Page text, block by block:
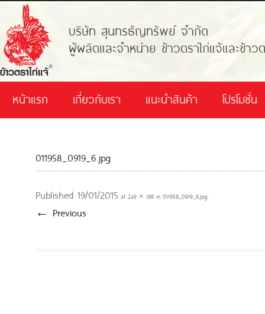
บริษัท สุนทรธัญทรัพย์ จำกัด
ผู้ผลิตและจำหน่าย ข้าวตราไก่แจ้และข้าวต
หน้าแรก เกี่ยวกับเรา แนะนำสินค้า โปรโมชั่น
011958_0919_6.jpg
Published 19/01/2015 at 249 × 188 in 011958_0919_6.jpg.
← Previous